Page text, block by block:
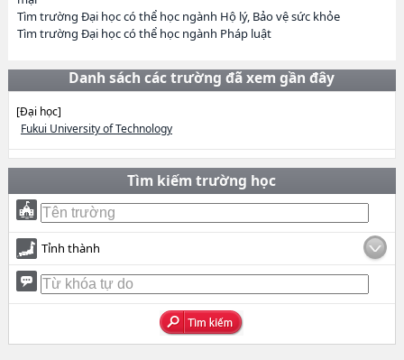
Tìm trường Đại học có thể học ngành Hộ lý, Bảo vệ sức khỏe
Tìm trường Đại học có thể học ngành Pháp luật
Danh sách các trường đã xem gần đây
[Đại học]
Fukui University of Technology
Tìm kiếm trường học
Tỉnh thành